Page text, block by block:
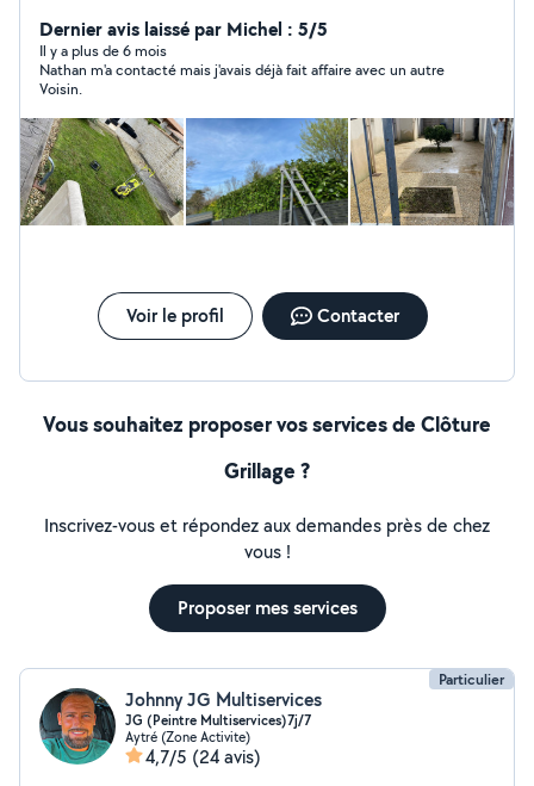
également de la démolition et du de nettoyage de fin
chantier
Dernier avis laissé par Michel : 5/5
Il y a plus de 6 mois
Nathan m'a contacté mais j'avais déjà fait affaire avec un autre
Voisin.
Voir le profil Contacter
Vous souhaitez proposer vos services de Clôture
Grillage ?
Inscrivez-vous et répondez aux demandes près de chez
vous !
Proposer mes services
Particulier
Johnny JG Multiservices
JG (Peintre Multiservices)7j/7
Aytré (Zone Activite)
4,7/5 (24 avis)